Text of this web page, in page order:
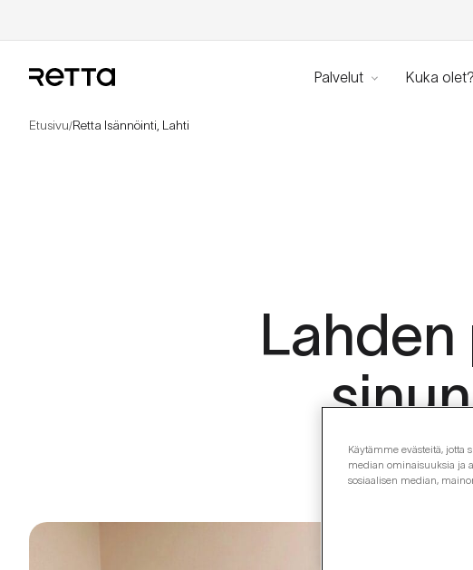
Palvelut Kuka olet?
Etusivu/Retta Isännöinti, Lahti
Lahden
Käytämme evästeitä, jotta
median ominaisuuksia ja
sosiaalisen median,